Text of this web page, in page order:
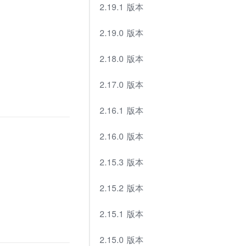
2.19.1 版本
2.19.0 版本
2.18.0 版本
2.17.0 版本
2.16.1 版本
2.16.0 版本
2.15.3 版本
2.15.2 版本
2.15.1 版本
2.15.0 版本